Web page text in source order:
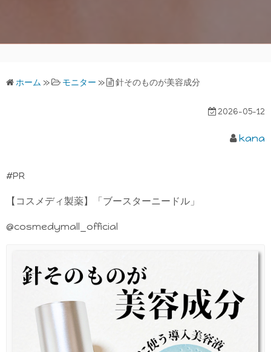
ホーム » モニター » 針そのものが美容成分
2026-05-12
kana
#PR
【コスメディ製薬】「ブースターニードル」
@cosmedymall_official